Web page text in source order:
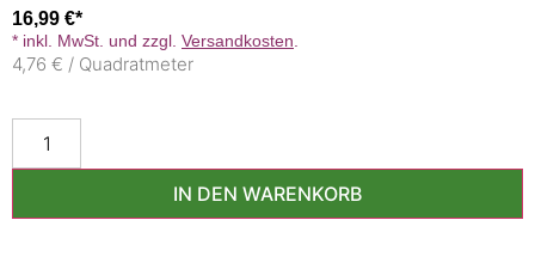
16,99 €
* inkl. MwSt. und zzgl. Versandkosten
4,76 € / Quadratmeter
IN DEN WARENKORB